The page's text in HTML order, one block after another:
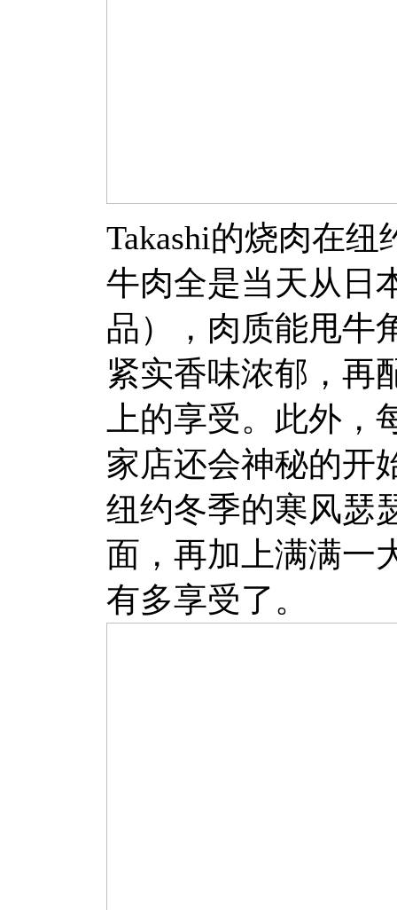
Takashi的烧肉在
牛肉全是当天从日
品），肉质能甩牛
紧实香味浓郁，再
上的享受。此外
家店还会神秘的开
纽约冬季的寒风瑟
面，再加上满满一
有多享受了。